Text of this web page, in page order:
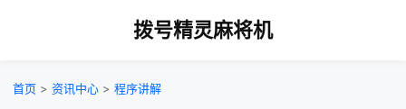
拨号精灵麻将机
首页 > 资讯中心 > 程序讲解